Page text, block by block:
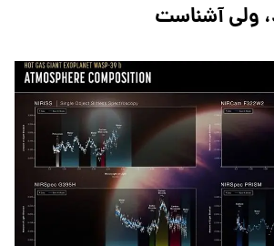
ولی آشناست